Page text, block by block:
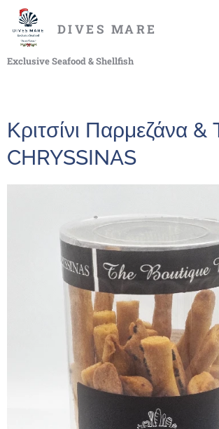
DIVES MARE
Exclusive Seafood & Shellfish
Κριτσίνι Παρμεζάνα
CHRYSSINAS